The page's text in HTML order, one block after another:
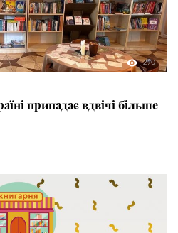
270
припадає вдвічі більше